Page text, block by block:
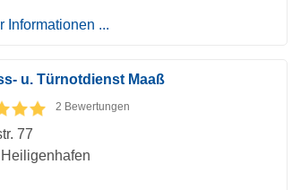
Informationen ...
u. Türnotdienst Maaß
2 Bewertungen
77